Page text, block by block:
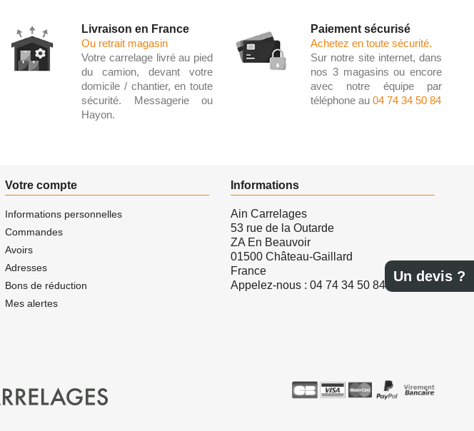
Un devis ?
Livraison en France
Ou retrait magasin
Votre carrelage livré au pied
du camion, devant votre
domicile / chantier, en toute
sécurité. Messagerie ou
Hayon.
Paiement sécurisé
Achetez en toute sécurité.
Sur notre site internet, dans
nos 3 magasins ou encore
avec notre équipe par
téléphone au 04 74 34 50 84
Votre compte
Informations personnelles
Commandes
Avoirs
Adresses
Bons de réduction
Mes alertes
Informations
Ain Carrelages
53 rue de la Outarde
ZA En Beauvoir
01500 Château-Gaillard
France
Appelez-nous : 04 74 34 50 84